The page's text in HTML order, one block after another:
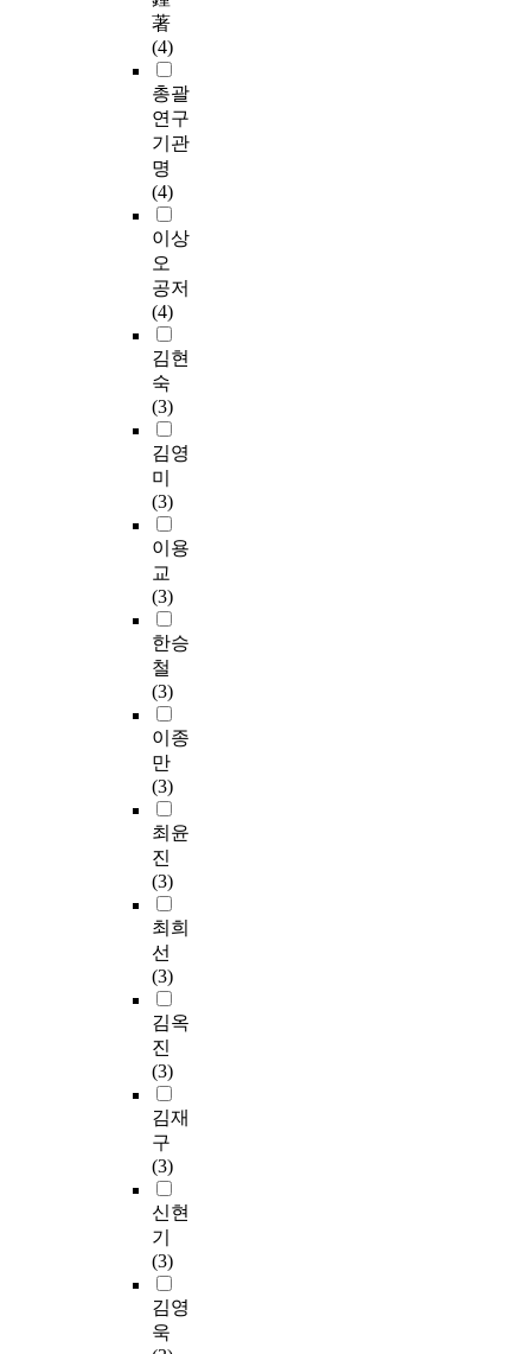
著
(4)
총괄
연구
기관
명
(4)
이상
오
공저
(4)
김현
숙
(3)
김영
미
(3)
이용
교
(3)
한승
철
(3)
이종
만
(3)
최윤
진
(3)
최희
선
(3)
김옥
진
(3)
김재
구
(3)
신현
기
(3)
김영
욱